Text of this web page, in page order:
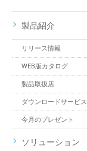
製品紹介
リリース情報
WEB版カタログ
製品取扱店
ダウンロードサービス
今月のプレゼント
ソリューション